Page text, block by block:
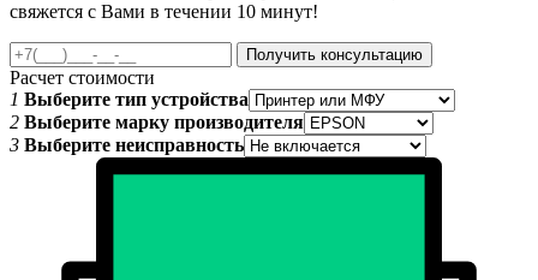
свяжется с Вами в течении 10 минут!
Получить консультацию
Расчет стоимости
1 Выберите тип устройства
2 Выберите марку производителя
3 Выберите неисправность